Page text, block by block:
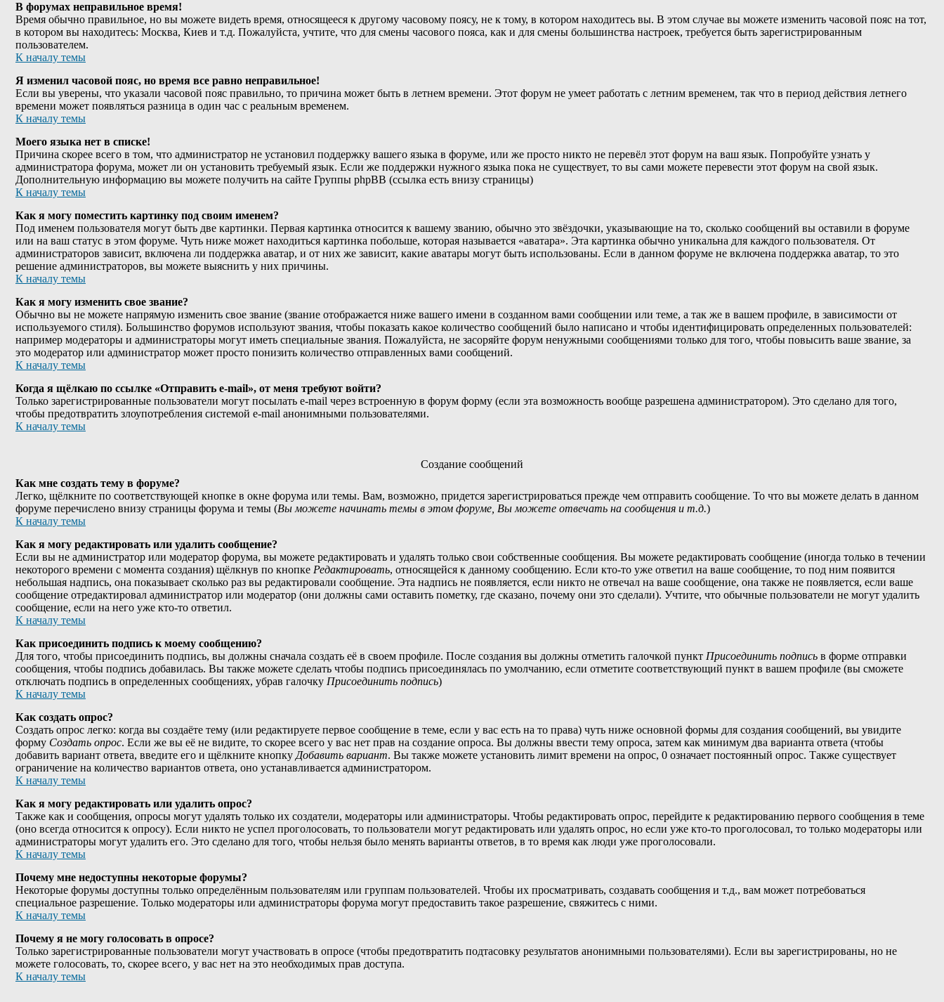
В форумах неправильное время!
Время обычно правильное, но вы можете видеть время, относящееся к другому часовому поясу, не к тому, в котором находитесь вы. В этом случае вы можете изменить часовой пояс на тот,
в котором вы находитесь: Москва, Киев и т.д. Пожалуйста, учтите, что для смены часового пояса, как и для смены большинства настроек, требуется быть зарегистрированным
пользователем.
К началу темы
Я изменил часовой пояс, но время все равно неправильное!
Если вы уверены, что указали часовой пояс правильно, то причина может быть в летнем времени. Этот форум не умеет работать с летним временем, так что в период действия летнего
времени может появляться разница в один час с реальным временем.
К началу темы
Моего языка нет в списке!
Причина скорее всего в том, что администратор не установил поддержку вашего языка в форуме, или же просто никто не перевёл этот форум на ваш язык. Попробуйте узнать у
администратора форума, может ли он установить требуемый язык. Если же поддержки нужного языка пока не существует, то вы сами можете перевести этот форум на свой язык.
Дополнительную информацию вы можете получить на сайте Группы phpBB (ссылка есть внизу страницы)
К началу темы
Как я могу поместить картинку под своим именем?
Под именем пользователя могут быть две картинки. Первая картинка относится к вашему званию, обычно это звёздочки, указывающие на то, сколько сообщений вы оставили в форуме
или на ваш статус в этом форуме. Чуть ниже может находиться картинка побольше, которая называется «аватара». Эта картинка обычно уникальна для каждого пользователя. От
администраторов зависит, включена ли поддержка аватар, и от них же зависит, какие аватары могут быть использованы. Если в данном форуме не включена поддержка аватар, то это
решение администраторов, вы можете выяснить у них причины.
К началу темы
Как я могу изменить свое звание?
Обычно вы не можете напрямую изменить свое звание (звание отображается ниже вашего имени в созданном вами сообщении или теме, а так же в вашем профиле, в зависимости от
используемого стиля). Большинство форумов используют звания, чтобы показать какое количество сообщений было написано и чтобы идентифицировать определенных пользователей:
например модераторы и администраторы могут иметь специальные звания. Пожалуйста, не засоряйте форум ненужными сообщениями только для того, чтобы повысить ваше звание, за
это модератор или администратор может просто понизить количество отправленных вами сообщений.
К началу темы
Когда я щёлкаю по ссылке «Отправить e-mail», от меня требуют войти?
Только зарегистрированные пользователи могут посылать e-mail через встроенную в форум форму (если эта возможность вообще разрешена администратором). Это сделано для того,
чтобы предотвратить злоупотребления системой e-mail анонимными пользователями.
К началу темы
Создание сообщений
Как мне создать тему в форуме?
Легко, щёлкните по соответствующей кнопке в окне форума или темы. Вам, возможно, придется зарегистрироваться прежде чем отправить сообщение. То что вы можете делать в данном
форуме перечислено внизу страницы форума и темы (Вы можете начинать темы в этом форуме, Вы можете отвечать на сообщения и т.д.)
К началу темы
Как я могу редактировать или удалить сообщение?
Если вы не администратор или модератор форума, вы можете редактировать и удалять только свои собственные сообщения. Вы можете редактировать сообщение (иногда только в течении
некоторого времени с момента создания) щёлкнув по кнопке Редактировать, относящейся к данному сообщению. Если кто-то уже ответил на ваше сообщение, то под ним появится
небольшая надпись, она показывает сколько раз вы редактировали сообщение. Эта надпись не появляется, если никто не отвечал на ваше сообщение, она также не появляется, если ваше
сообщение отредактировал администратор или модератор (они должны сами оставить пометку, где сказано, почему они это сделали). Учтите, что обычные пользователи не могут удалить
сообщение, если на него уже кто-то ответил.
К началу темы
Как присоединить подпись к моему сообщению?
Для того, чтобы присоединить подпись, вы должны сначала создать её в своем профиле. После создания вы должны отметить галочкой пункт Присоединить подпись в форме отправки
сообщения, чтобы подпись добавилась. Вы также можете сделать чтобы подпись присоединялась по умолчанию, если отметите соответствующий пункт в вашем профиле (вы сможете
отключать подпись в определенных сообщениях, убрав галочку Присоединить подпись)
К началу темы
Как создать опрос?
Создать опрос легко: когда вы создаёте тему (или редактируете первое сообщение в теме, если у вас есть на то права) чуть ниже основной формы для создания сообщений, вы увидите
форму Создать опрос. Если же вы её не видите, то скорее всего у вас нет прав на создание опроса. Вы должны ввести тему опроса, затем как минимум два варианта ответа (чтобы
добавить вариант ответа, введите его и щёлкните кнопку Добавить вариант. Вы также можете установить лимит времени на опрос, 0 означает постоянный опрос. Также существует
ограничение на количество вариантов ответа, оно устанавливается администратором.
К началу темы
Как я могу редактировать или удалить опрос?
Также как и сообщения, опросы могут удалять только их создатели, модераторы или администраторы. Чтобы редактировать опрос, перейдите к редактированию первого сообщения в теме
(оно всегда относится к опросу). Если никто не успел проголосовать, то пользователи могут редактировать или удалять опрос, но если уже кто-то проголосовал, то только модераторы или
администраторы могут удалить его. Это сделано для того, чтобы нельзя было менять варианты ответов, в то время как люди уже проголосовали.
К началу темы
Почему мне недоступны некоторые форумы?
Некоторые форумы доступны только определённым пользователям или группам пользователей. Чтобы их просматривать, создавать сообщения и т.д., вам может потребоваться
специальное разрешение. Только модераторы или администраторы форума могут предоставить такое разрешение, свяжитесь с ними.
К началу темы
Почему я не могу голосовать в опросе?
Только зарегистрированные пользователи могут участвовать в опросе (чтобы предотвратить подтасовку результатов анонимными пользователями). Если вы зарегистрированы, но не
можете голосовать, то, скорее всего, у вас нет на это необходимых прав доступа.
К началу темы